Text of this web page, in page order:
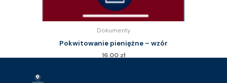
Dokumenty
Pokwitowanie pieniężne – wzór
16.00 zł